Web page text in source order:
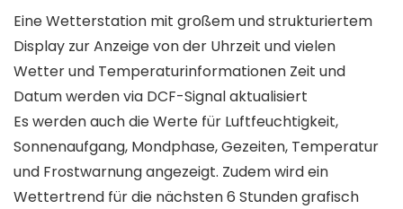
Eine Wetterstation mit großem und strukturiertem
Display zur Anzeige von der Uhrzeit und vielen
Wetter und Temperaturinformationen Zeit und
Datum werden via DCF-Signal aktualisiert
Es werden auch die Werte für Luftfeuchtigkeit,
Sonnenaufgang, Mondphase, Gezeiten, Temperatur
und Frostwarnung angezeigt. Zudem wird ein
Wettertrend für die nächsten 6 Stunden grafisch